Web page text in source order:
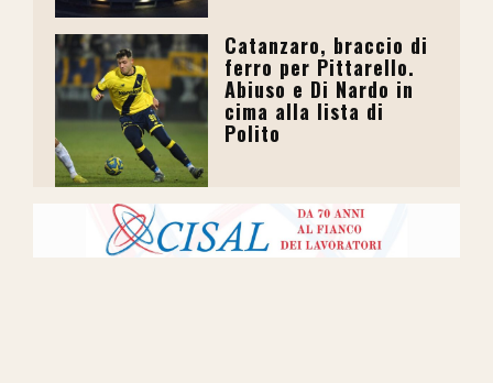
Catanzaro, braccio di
ferro per Pittarello.
Abiuso e Di Nardo in
cima alla lista di
Polito